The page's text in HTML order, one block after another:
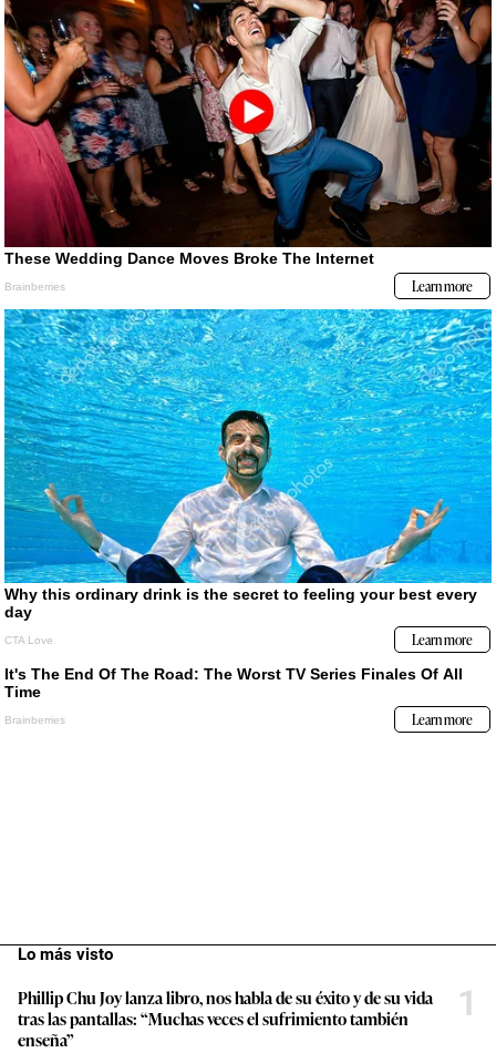
Lo más visto
Phillip Chu Joy lanza libro, nos habla de su éxito y de su vida
tras las pantallas: “Muchas veces el sufrimiento también
enseña”
1